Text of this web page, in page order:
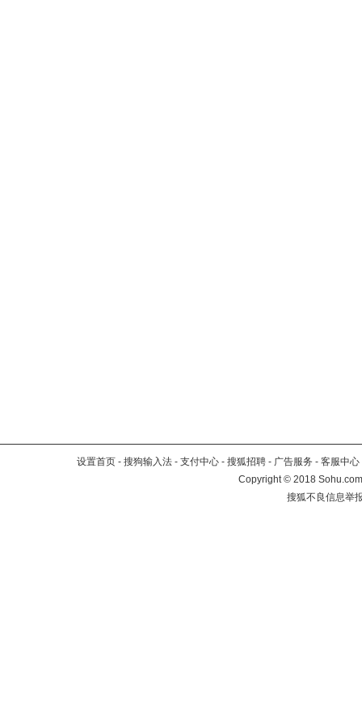
设置首页 - 搜狗输入法 - 支付中心 - 搜狐招聘 - 广告服务 - 客服中心
Copyright©2018
搜狐不良信息举